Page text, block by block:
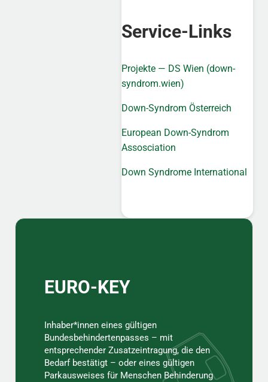
Service-Links
Projekte — DS Wien (down-
syndrom.wien)
Down-Syndrom Österreich
European Down-Syndrom
Assosciation
Down Syndrome International
Sidebar
EURO-KEY
Inhaber*innen eines gültigen
Bundesbehindertenpasses – mit
entsprechender Zusatzeintragung, die den
Bedarf bestätigt – oder eines gültigen
Parkausweises für Menschen Behinderung